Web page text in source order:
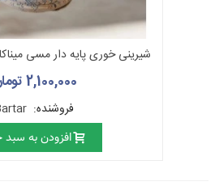
5- اگر چه نوع مواد اولیه‌ی زیرساخت (به
کار را بالا می‌برد اما ارزش واقعی کار به
طرح‌ها و نقوش بر سطح کار مربوط می‌شود.
6- چنانچه برای گویاتر ساختن طرح‌ها و
مخصوص ضرورت یابد، می‌بایست این کار با
زمان اثر دوده یا واکس از بین برود یا اثر
7- از آنجا که زیرساخت مناسب و با کیفیت،
شیرینی خوری پایه دار مسی
ختایی
2,100,000 تومان
فروشنده: Bartar
افزودن به سبد